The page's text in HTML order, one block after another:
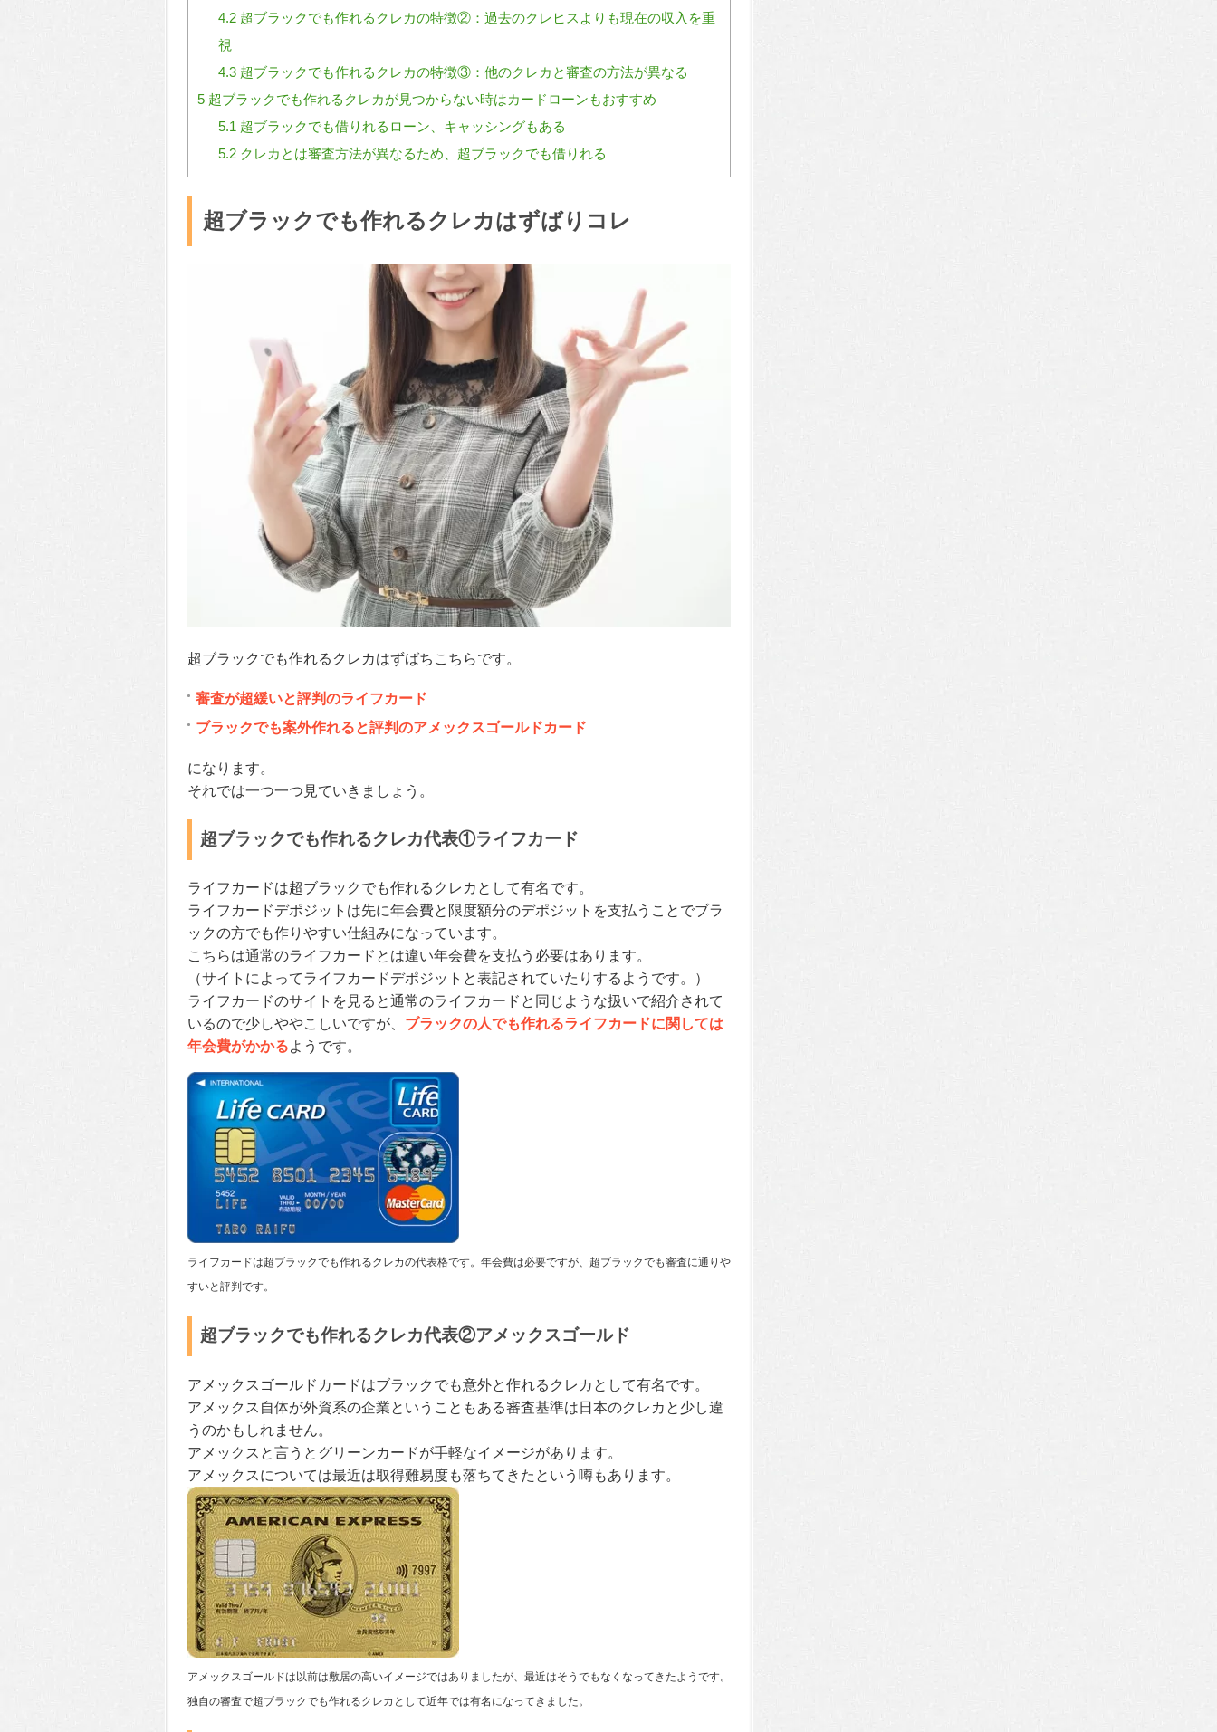
4.2超ブラックでも作れるクレカの特徴②：過去のクレヒスよりも現在の収入を重
視
4.3超ブラックでも作れるクレカの特徴③：他のクレカと審査の方法が異なる
5 超ブラックでも作れるクレカが見つからない時はカードローンもおすすめ
5.1 超ブラックでも借りれるローン、キャッシングもある
5.2クレカとは審査方法が異なるため、超ブラックでも借りれる
超ブラックでも作れるクレカはずばりコレ
超ブラックでも作れるクレカはずばちこちらです。
審査が超緩いと評判のライフカード
ブラックでも案外作れると評判のアメックスゴールドカード
になります。
それでは一つ一つ見ていきましょう。
超ブラックでも作れるクレカ代表①ライフカード
ライフカードは超ブラックでも作れるクレカとして有名です。
ライフカードデポジットは先に年会費と限度額分のデポジットを支払うことでブラ
ックの方でも作りやすい仕組みになっています。
こちらは通常のライフカードとは違い年会費を支払う必要はあります。
（サイトによってライフカードデポジットと表記されていたりするようです。）
ライフカードのサイトを見ると通常のライフカードと同じような扱いで紹介されて
いるので少しややこしいですが、 ブラックの人でも作れるライフカードに関しては
年会費がかかるようです。
ライフカードは超ブラックでも作れるクレカの代表格です。年会費は必要ですが、超ブラックでも審査に通りや
すいと評判です。
超ブラックでも作れるクレカ代表②アメックスゴールド
アメックスゴールドカードはブラックでも意外と作れるクレカとして有名です。
アメックス自体が外資系の企業ということもある審査基準は日本のクレカと少し違
うのかもしれません。
アメックスと言うとグリーンカードが手軽なイメージがあります。
アメックスについては最近は取得難易度も落ちてきたという噂もあります。
アメックスゴールドは以前は敷居の高いイメージではありましたが、最近はそうでもなくなってきたようです。
独自の審査で超ブラックでも作れるクレカとして近年では有名になってきました。